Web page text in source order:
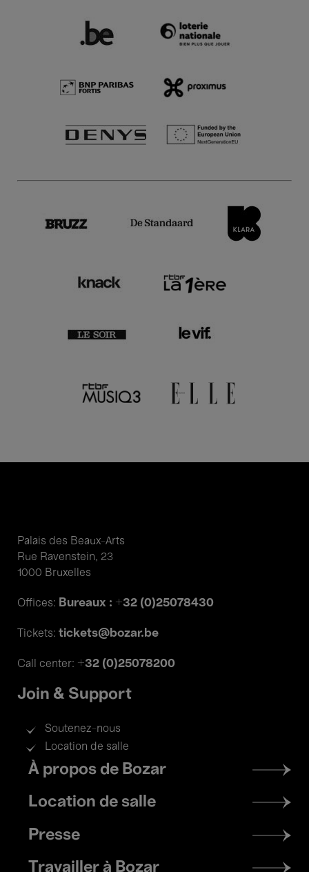
Palais des Beaux-Arts
Rue Ravenstein, 23
1000 Bruxelles
Offices: Bureaux : +32 (0)25078430
Tickets: tickets@bozar.be
Call center: +32 (0)25078200
Join & Support
Soutenez-nous
Location de salle
Footer
menu
À propos de Bozar
Location de salle
Presse
Travailler à Bozar